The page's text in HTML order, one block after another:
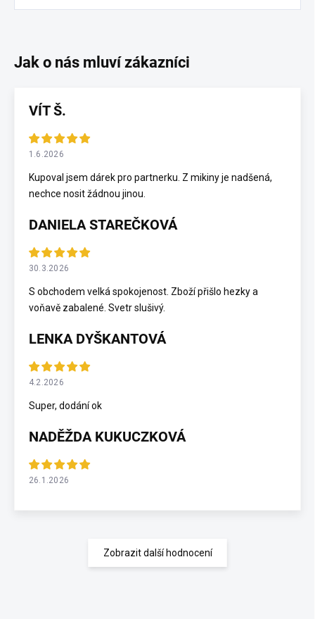
VÍT Š.
1.6.2026
Kupoval jsem dárek pro partnerku. Z mikiny je nadšená,
nechce nosit žádnou jinou.
DANIELA STAREČKOVÁ
30.3.2026
S obchodem velká spokojenost. Zboží přišlo hezky a
voňavě zabalené. Svetr slušivý.
LENKA DYŠKANTOVÁ
4.2.2026
Super, dodání ok
NADĚŽDA KUKUCZKOVÁ
26.1.2026
Zobrazit další hodnocení